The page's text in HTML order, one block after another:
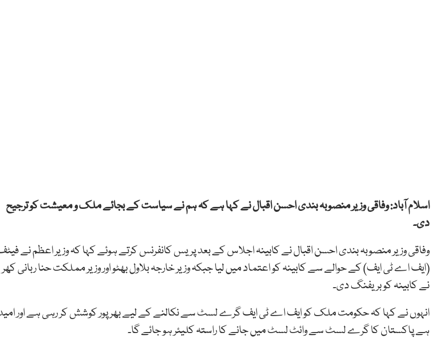
اسلام آباد: وفاقی وزیر منصوبہ بندی احسن اقبال نے کہا ہے کہ ہم نے سیاست کے بجائے ملک و معیشت کو ترجیح
دی۔
وفاقی وزیر منصوبہ بندی احسن اقبال نے کابینہ اجلاس کے بعد پریس کانفرنس کرتے ہوئے کہا کہ وزیر اعظم نے
(ایف اے ٹی ایف) کے حوالے سے کابینہ کو اعتماد میں لیا جبکہ وزیر خارجہ بلاول بھٹو اور وزیر مملکت حنا ربانی کھر
نے کابینہ کو بریفنگ دی۔
انہوں نے کہا کہ حکومت ملک کو ایف اے ٹی ایف گرے لسٹ سے نکالنے کے لیے بھرپور کوشش کر رہی ہے اور
ہے پاکستان کا گرے لسٹ سے وائٹ لسٹ میں جانے کا راستہ کلیئر ہو جائے گا۔